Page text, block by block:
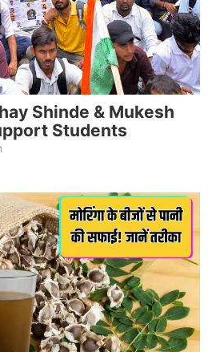
Shinde & Mukesh
Students